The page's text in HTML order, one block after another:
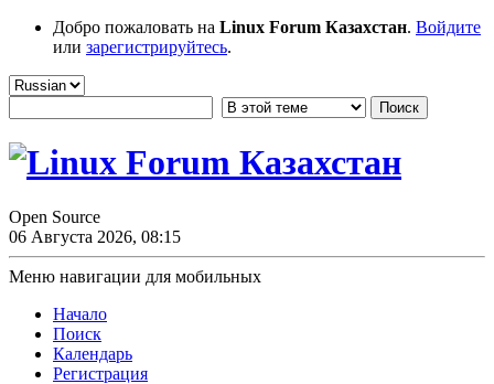
Добро пожаловать на Linux Forum Казахстан. Войдите
или зарегистрируйтесь.
Open Source
06 Августа 2026, 08:15
Меню навигации для мобильных
Начало
Поиск
Календарь
Регистрация